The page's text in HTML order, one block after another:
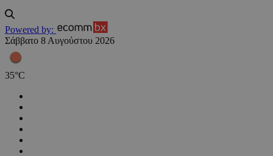
Powered by:
Σάββατο 8 Αυγούστου 2026
35°C